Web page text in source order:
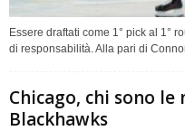
Essere draftati come 1° pick al 1°
di responsabilità. Alla pari di
Chicago, chi sono
Blackhawks